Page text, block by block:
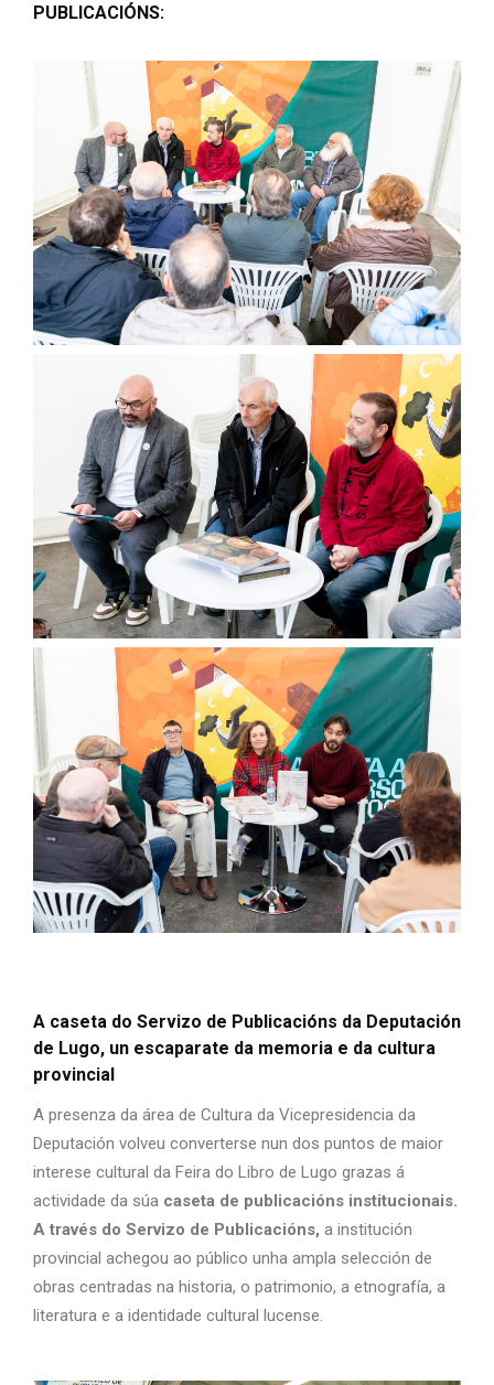
PUBLICACIÓNS:
A caseta do Servizo de Publicacións da Deputación
de Lugo, un escaparate da memoria e da cultura
provincial
A presenza da área de Cultura da Vicepresidencia da
Deputación volveu converterse nun dos puntos de maior
interese cultural da Feira do Libro de Lugo grazas á
actividade da súa caseta de publicacións institucionais.
A través do Servizo de Publicacións, a institución
provincial achegou ao público unha ampla selección de
obras centradas na historia, o patrimonio, a etnografía, a
literatura e a identidade cultural lucense.